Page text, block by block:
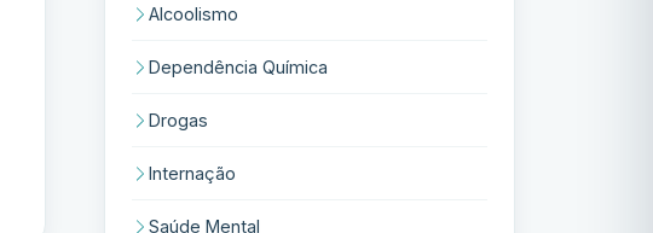
Alcoolismo
Dependência Química
Drogas
Internação
Saúde Mental